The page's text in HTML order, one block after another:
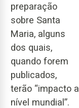
preparação
sobre Santa
Maria, alguns
dos quais,
quando forem
publicados,
terão “impacto a
nível mundial”.